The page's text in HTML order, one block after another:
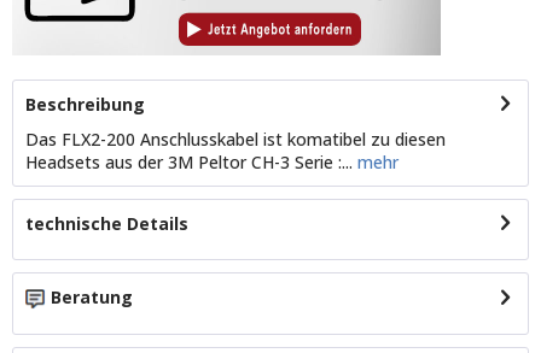
Beschreibung
Das FLX2-200 Anschlusskabel ist komatibel zu diesen
Headsets aus der 3M Peltor CH-3 Serie :... mehr
technische Details
Beratung